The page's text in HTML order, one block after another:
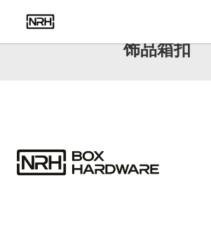
饰品箱扣